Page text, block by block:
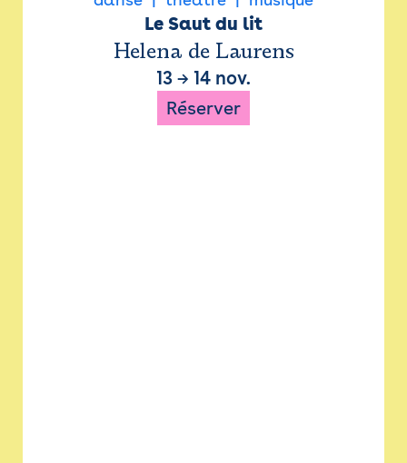
Le Saut du lit
Helena de Laurens
13 → 14 nov.
Réserver